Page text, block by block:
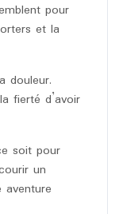
pour
et la
douleur.
fierté d’avoir
soit pour
un